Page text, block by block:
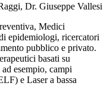
Dr. Giuseppe Vallesi
Medici
epidemiologi, ricercatori
pubblico e privato.
basati su
esempio, campi
e Laser a bassa